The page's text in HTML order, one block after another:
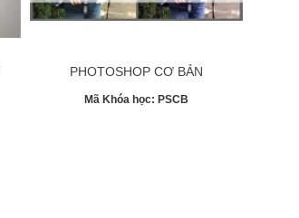
PHOTOSHOP CƠ BẢN
Mã Khóa học: PSCB